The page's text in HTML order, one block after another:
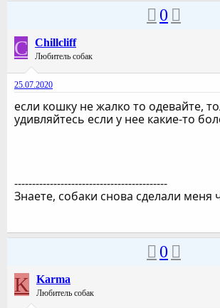
0
C Chillcliff
Любитель собак
25.07.2020
если кошку не жалко то одевайте,
удивляйтесь если у нее какие-то
-------------------------------------------
Знаете, собаки снова сделали меня
0
K Karma
Любитель собак